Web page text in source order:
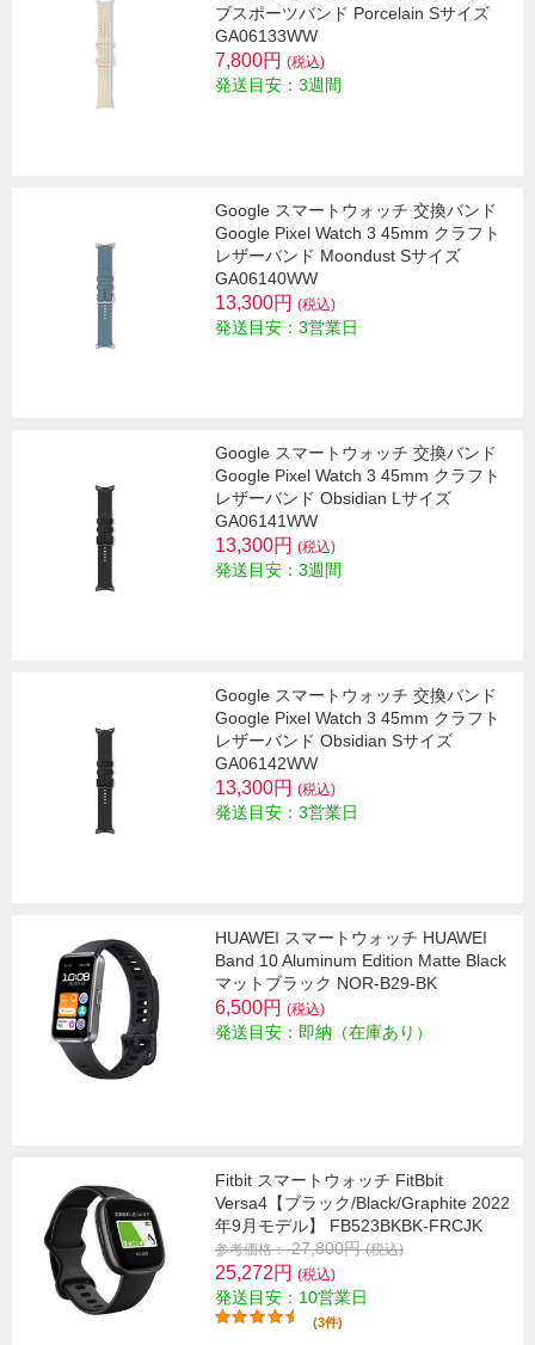
ブスポーツバンド Porcelain Sサイズ
GA06133WW
7,800円 (税込)
発送目安：3週間
Google スマートウォッチ 交換バンド
Google Pixel Watch 3 45mm クラフト
レザーバンド Moondust Sサイズ
GA06140WW
13,300円 (税込)
発送目安：3営業日
Google スマートウォッチ 交換バンド
Google Pixel Watch 3 45mm クラフト
レザーバンド Obsidian Lサイズ
GA06141WW
13,300円 (税込)
発送目安：3週間
Google スマートウォッチ 交換バンド
Google Pixel Watch 3 45mm クラフト
レザーバンド Obsidian Sサイズ
GA06142WW
13,300円 (税込)
発送目安：3営業日
HUAWEI スマートウォッチ HUAWEI
Band 10 Aluminum Edition Matte Black
マットブラック NOR-B29-BK
6,500円 (税込)
発送目安：即納（在庫あり）
Fitbit スマートウォッチ FitBbit
Versa4【ブラック/Black/Graphite 2022
年9月モデル】 FB523BKBK-FRCJK
参考価格： 27,800円(税込)
25,272円 (税込)
発送目安：10営業日
(3件)